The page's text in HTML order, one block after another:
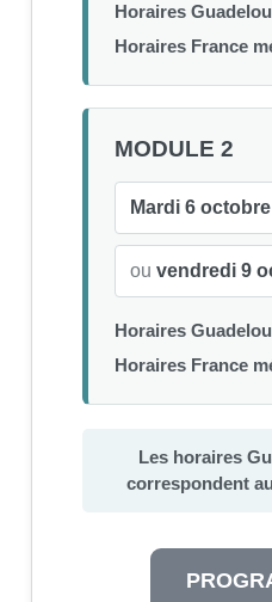
Horaires
Horaires France
MODULE 2
Mardi 6
ou vendredi 9
Horaires
Horaires France
Les horaires
correspondent